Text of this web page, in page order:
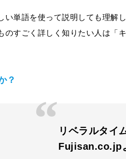
い単語を使って説明しても理解
のすごく詳しく知りたい人は「
？
リベラルタイ
Fujisan.co.jp